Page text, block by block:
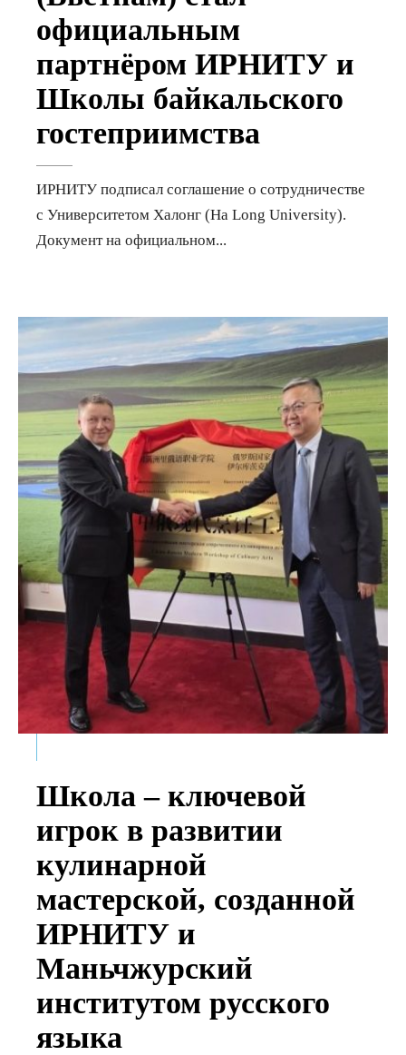
официальным
партнёром ИРНИТУ и
Школы байкальского
гостеприимства
ИРНИТУ подписал соглашение о сотрудничестве
с Университетом Халонг (Ha Long University).
Документ на официальном...
Школа – ключевой
игрок в развитии
кулинарной
мастерской, созданной
ИРНИТУ и
Маньчжурский
институтом русского
языка